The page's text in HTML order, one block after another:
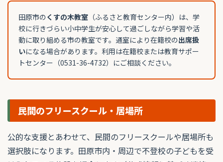
田原市のくすの木教室 （ふるさと教育センター内）は、学
校に行きづらい小中学生が安心して過ごしながら学習や活
動に取り組める市の教室です。通室により在籍校の出席扱
いになる場合があります。利用は在籍校または教育サポー
トセンター（0531-36-4732）にご相談ください。
民間のフリースクール・居場所
公的な支援とあわせて、民間のフリースクールや居場所も
選択肢になります。田原市内・周辺で不登校の子どもを受